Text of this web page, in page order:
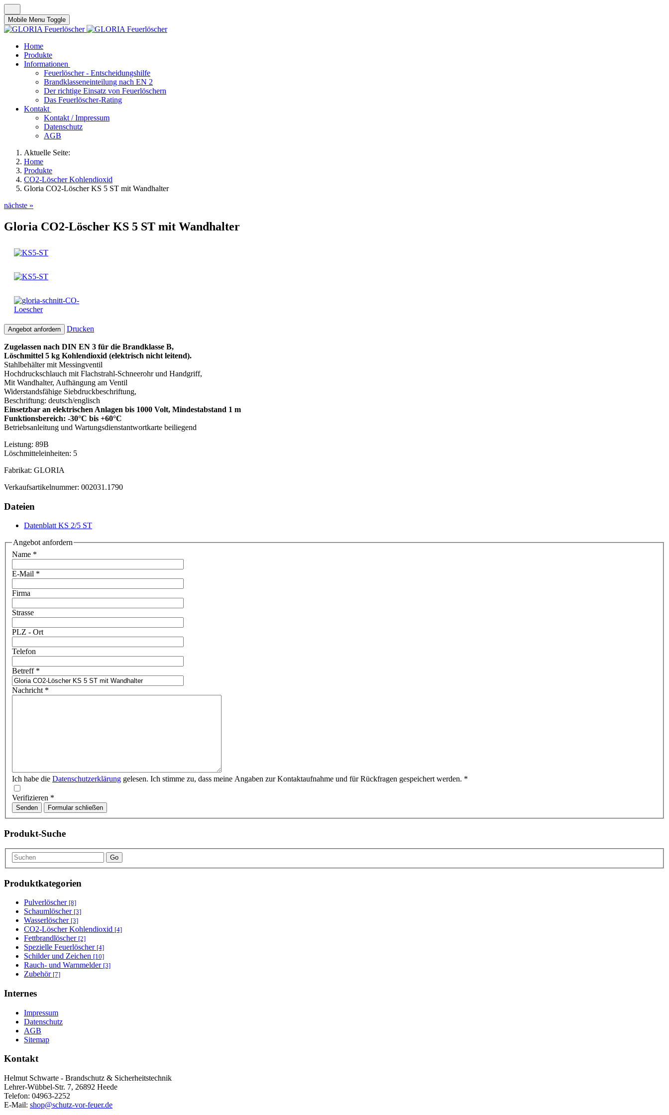
Mobile Menu Toggle
Home
Produkte
Informationen
Feuerlöscher - Entscheidungshilfe
Brandklasseneinteilung nach EN 2
Der richtige Einsatz von Feuerlöschern
Das Feuerlöscher-Rating
Kontakt
Kontakt / Impressum
Datenschutz
AGB
Aktuelle Seite:
Home
Produkte
CO2-Löscher Kohlendioxid
Gloria CO2-Löscher KS 5 ST mit Wandhalter
nächste »
Gloria CO2-Löscher KS 5 ST mit Wandhalter
Angebot anfordern Drucken
Zugelassen nach DIN EN 3 für die Brandklasse B,
Löschmittel 5 kg Kohlendioxid (elektrisch nicht leitend).
Stahlbehälter mit Messingventil
Hochdruckschlauch mit Flachstrahl-Schneerohr und Handgriff,
Mit Wandhalter, Aufhängung am Ventil
Widerstandsfähige Siebdruckbeschriftung,
Beschriftung: deutsch/englisch
Einsetzbar an elektrischen Anlagen bis 1000 Volt, Mindestabstand 1 m
Funktionsbereich: -30°C bis +60°C
Betriebsanleitung und Wartungsdienstantwortkarte beiliegend
Leistung: 89B
Löschmitteleinheiten: 5
Fabrikat: GLORIA
Verkaufsartikelnummer: 002031.1790
Dateien
Datenblatt KS 2/5 ST
Angebot anfordern
Name *
E-Mail *
Firma
Strasse
PLZ - Ort
Telefon
Betreff*
Nachricht *
Ich habe die Datenschutzerklärung gelesen. Ich stimme zu, dass meine Angaben zur Kontaktaufnahme und für Rückfragen gespeichert werden. *
Verifizieren *
Senden Formular schließen
Produkt-Suche
Go
Produktkategorien
Pulverlöscher [8]
Schaumlöscher [3]
Wasserlöscher [3]
CO2-Löscher Kohlendioxid [4]
Fettbrandlöscher [2]
Spezielle Feuerlöscher [4]
Schilder und Zeichen [10]
Rauch- und Warnmelder [3]
Zubehör [7]
Internes
Impressum
Datenschutz
AGB
Sitemap
Kontakt
Helmut Schwarte - Brandschutz & Sicherheitstechnik
Lehrer-Wübbel-Str. 7, 26892 Heede
Telefon: 04963-2252
E-Mail: shop@schutz-vor-feuer.de